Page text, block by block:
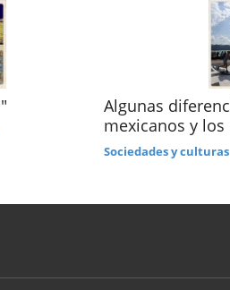
Algunas
mexicanos y los
Sociedades y culturas